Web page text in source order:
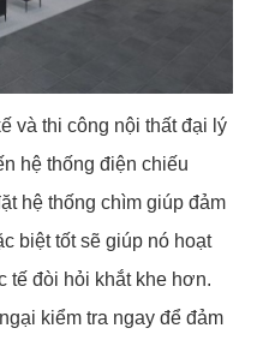
và thi công nội thất đại lý
hệ thống điện chiếu
hệ thống chìm giúp đảm
biệt tốt sẽ giúp nó hoạt
tế đòi hỏi khắt khe hơn.
kiểm tra ngay để đảm